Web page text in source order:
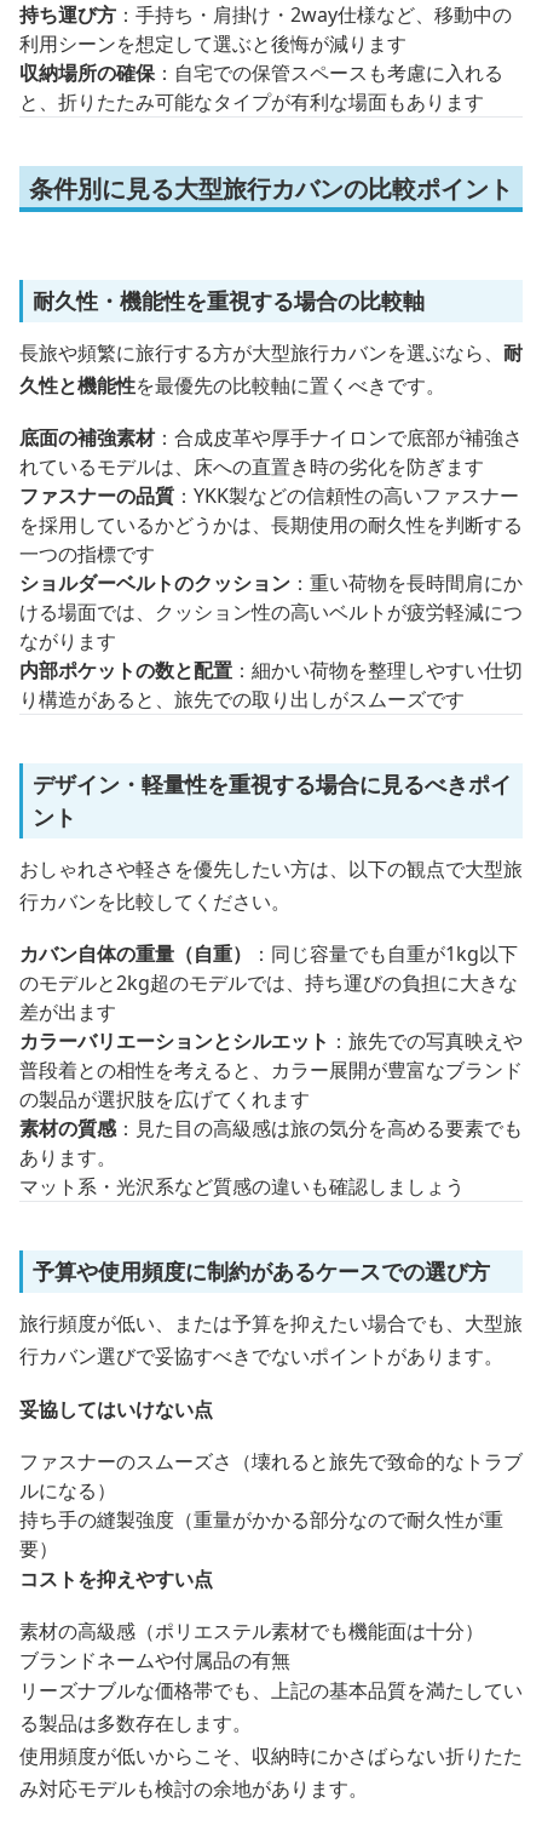
持ち運び方 ：手持ち・肩掛け・2way仕様など、移動中の
利用シーンを想定して選ぶと後悔が減ります
収納場所の確保：自宅での保管スペースも考慮に入れる
と、折りたたみ可能なタイプが有利な場面もあります
条件別に見る大型旅行カバンの比較ポイント
耐久性・機能性を重視する場合の比較軸
長旅や頻繁に旅行する方が大型旅行カバンを選ぶなら、 耐
久性と機能性を最優先の比較軸に置くべきです。
底面の補強素材：合成皮革や厚手ナイロンで底部が補強さ
れているモデルは、床への直置き時の劣化を防ぎます
ファスナーの品質 ：YKK製などの信頼性の高いファスナー
を採用しているかどうかは、長期使用の耐久性を判断する
一つの指標です
ショルダーベルトのクッション ：重い荷物を長時間肩にか
ける場面では、クッション性の高いベルトが疲労軽減につ
ながります
内部ポケットの数と配置 ：細かい荷物を整理しやすい仕切
り構造があると、旅先での取り出しがスムーズです
デザイン・軽量性を重視する場合に見るべきポイ
ント
おしゃれさや軽さを優先したい方は、以下の観点で大型旅
行カバンを比較してください。
カバン自体の重量（自重）
：同じ容量でも自重が1kg以下
のモデルと2kg超のモデルでは、持ち運びの負担に大きな
差が出ます
カラーバリエーションとシルエット ：旅先での写真映えや
普段着との相性を考えると、カラー展開が豊富なブランド
の製品が選択肢を広げてくれます
素材の質感：見た目の高級感は旅の気分を高める要素でも
あります。
マット系・光沢系など質感の違いも確認しましょう
予算や使用頻度に制約があるケースでの選び方
旅行頻度が低い、または予算を抑えたい場合でも、大型旅
行カバン選びで妥協すべきでないポイントがあります。
妥協してはいけない点
ファスナーのスムーズさ（壊れると旅先で致命的なトラブ
ルになる）
持ち手の縫製強度（重量がかかる部分なので耐久性が重
要）
コストを抑えやすい点
素材の高級感（ポリエステル素材でも機能面は十分）
ブランドネームや付属品の有無
リーズナブルな価格帯でも、上記の基本品質を満たしてい
る製品は多数存在します。
使用頻度が低いからこそ、収納時にかさばらない折りたた
み対応モデルも検討の余地があります。